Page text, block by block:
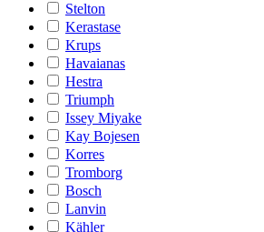
Stelton
Kerastase
Krups
Havaianas
Hestra
Triumph
Issey Miyake
Kay Bojesen
Korres
Tromborg
Bosch
Lanvin
Kähler